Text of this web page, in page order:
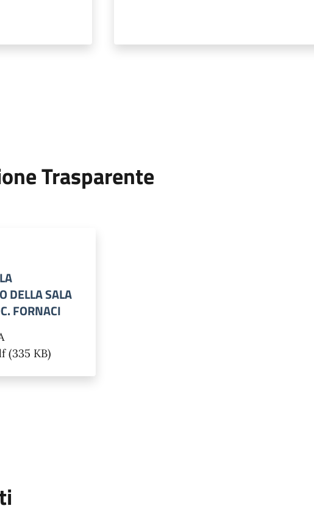
Trasparente
DELLA SALA
FORNACI
(335 KB)